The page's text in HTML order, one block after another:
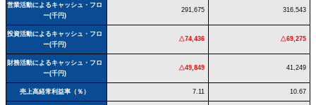
営業活動によるキャッシュ・フロ
ー(千円)
291,675 316,543
投資活動によるキャッシュ・フロ
ー(千円)
△74,436 △69,275
財務活動によるキャッシュ・フロ
ー(千円)
△49,849 41,249
売上高経常利益率（％） 7.11 10.67